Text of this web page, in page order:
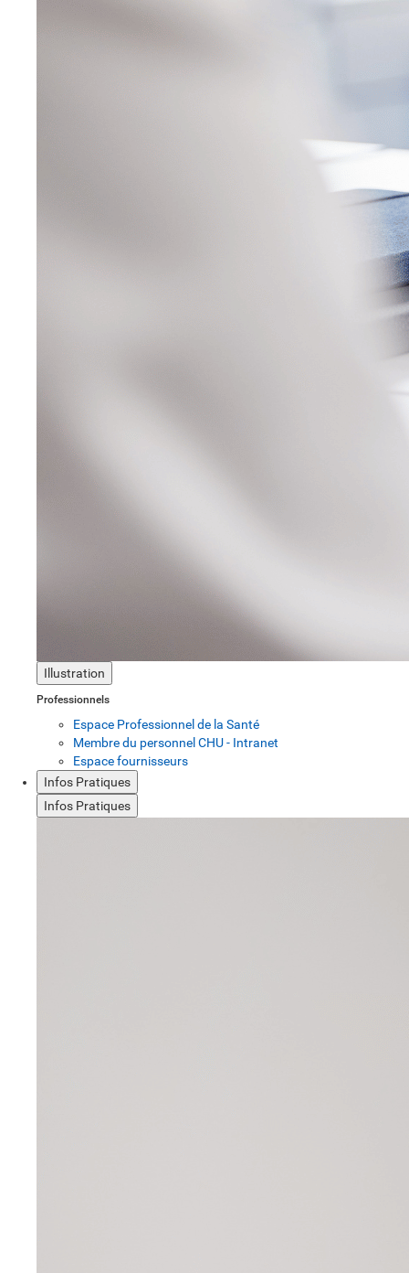
Illustration
Professionnels
Espace Professionnel de la Santé
Membre du personnel CHU - Intranet
Espace fournisseurs
Infos Pratiques
Infos Pratiques